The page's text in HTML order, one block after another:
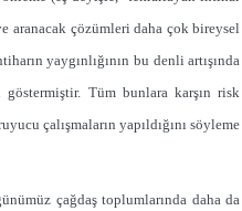
aranacak çözümleri daha çok bireysel
yaygınlığının bu denli artışında
Tüm bunlara karşın risk
çalışmaların yapıldığını söyleme
çağdaş toplumlarında daha da